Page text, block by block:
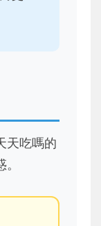
天吃嗎的